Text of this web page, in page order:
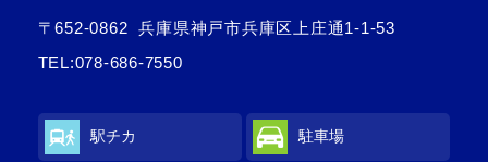
〒652-0862
兵庫県神戸市兵庫区上庄通1-1-53
TEL:078-686-7550
駅チカ 駐車場